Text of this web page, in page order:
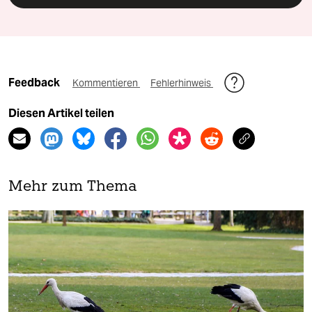
Feedback Kommentieren Fehlerhinweis
Diesen Artikel teilen
Mehr zum Thema